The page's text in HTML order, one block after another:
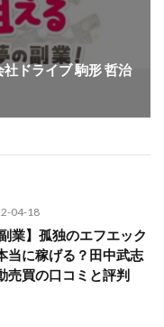
ドライブ 駒形 哲治
04-18
副業】孤独のエフエック
当に稼げる？田中武志
売買の口コミと評判